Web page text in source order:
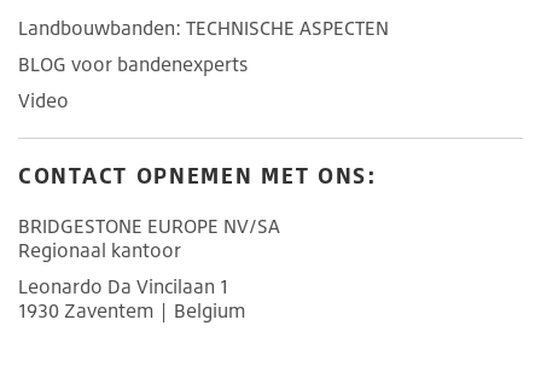
Landbouwbanden: TECHNISCHE ASPECTEN
BLOG voor bandenexperts
Video
CONTACT OPNEMEN MET ONS:
BRIDGESTONE EUROPE NV/SA
Regionaal kantoor
Leonardo Da Vincilaan 1
1930 Zaventem | Belgium